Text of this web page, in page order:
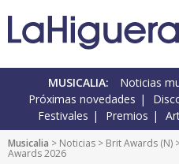
MUSICALIA: Noticias
Próximas novedades
Festivales
Premios
Musicalia > Noticias > Brit Awards (N)
Awards 2026